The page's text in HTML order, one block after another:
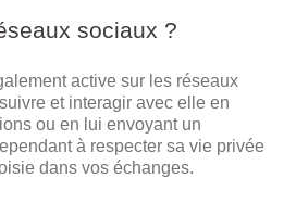
sociaux ?
active sur les réseaux
et interagir avec elle en
ou en lui envoyant un
à respecter sa vie privée
dans vos échanges.